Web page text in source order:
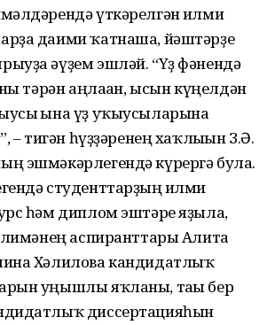
үткәрелгән ғилми
даими ҡатнаша, йәштәрҙе
әүҙем эшләй. “Үҙ фәнендә
тәрән аңлаған, ысын күңелдән
ғына үҙ уҡыусыларына
– тигән һүҙҙәренең хаҡлығын З.Ә.
эшмәкәрле­гендә күрергә була.
студент­тарҙың ғилми
һәм диплом эштәре яҙыла,
аспиранттары Алита
Хәлилова кандидатлыҡ
уңышлы яҡланы, тағы бер
диссерта­цияһын